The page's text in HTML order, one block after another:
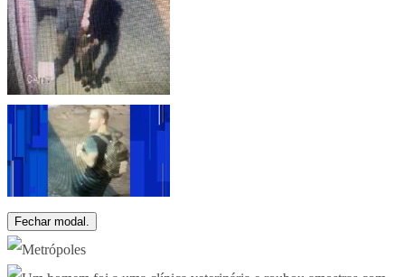
Fechar modal.